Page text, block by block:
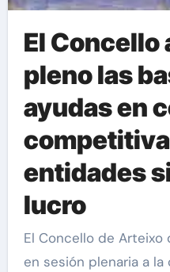
El Concello
pleno las
ayudas en
entidades
lucro
El Concello de Arteixo dio luz verde este jueves
en sesión plenaria a